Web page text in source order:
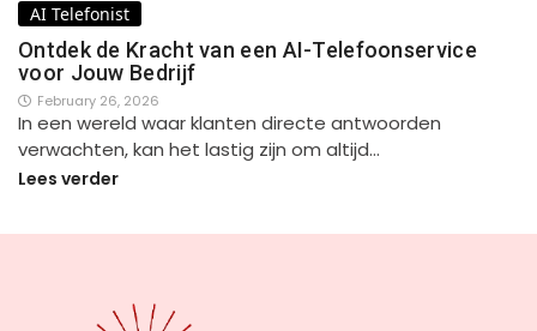
AI Telefonist
Ontdek de Kracht van een AI-Telefoonservice
voor Jouw Bedrijf
February 26, 2026
In een wereld waar klanten directe antwoorden
verwachten, kan het lastig zijn om altijd…
Lees verder